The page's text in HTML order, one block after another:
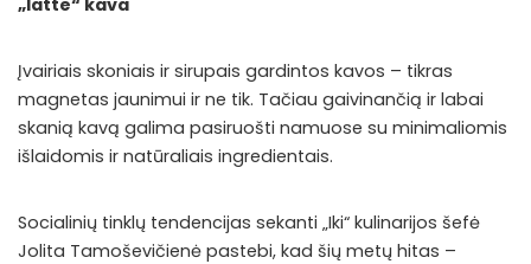
Įvairiais skoniais ir sirupais gardintos kavos – tikras
magnetas jaunimui ir ne tik. Tačiau gaivinančią ir labai
skanią kavą galima pasiruošti namuose su minimaliomis
išlaidomis ir natūraliais ingredientais.
Socialinių tinklų tendencijas sekanti „Iki“ kulinarijos šefė
Jolita Tamoševičienė pastebi, kad šių metų hitas –